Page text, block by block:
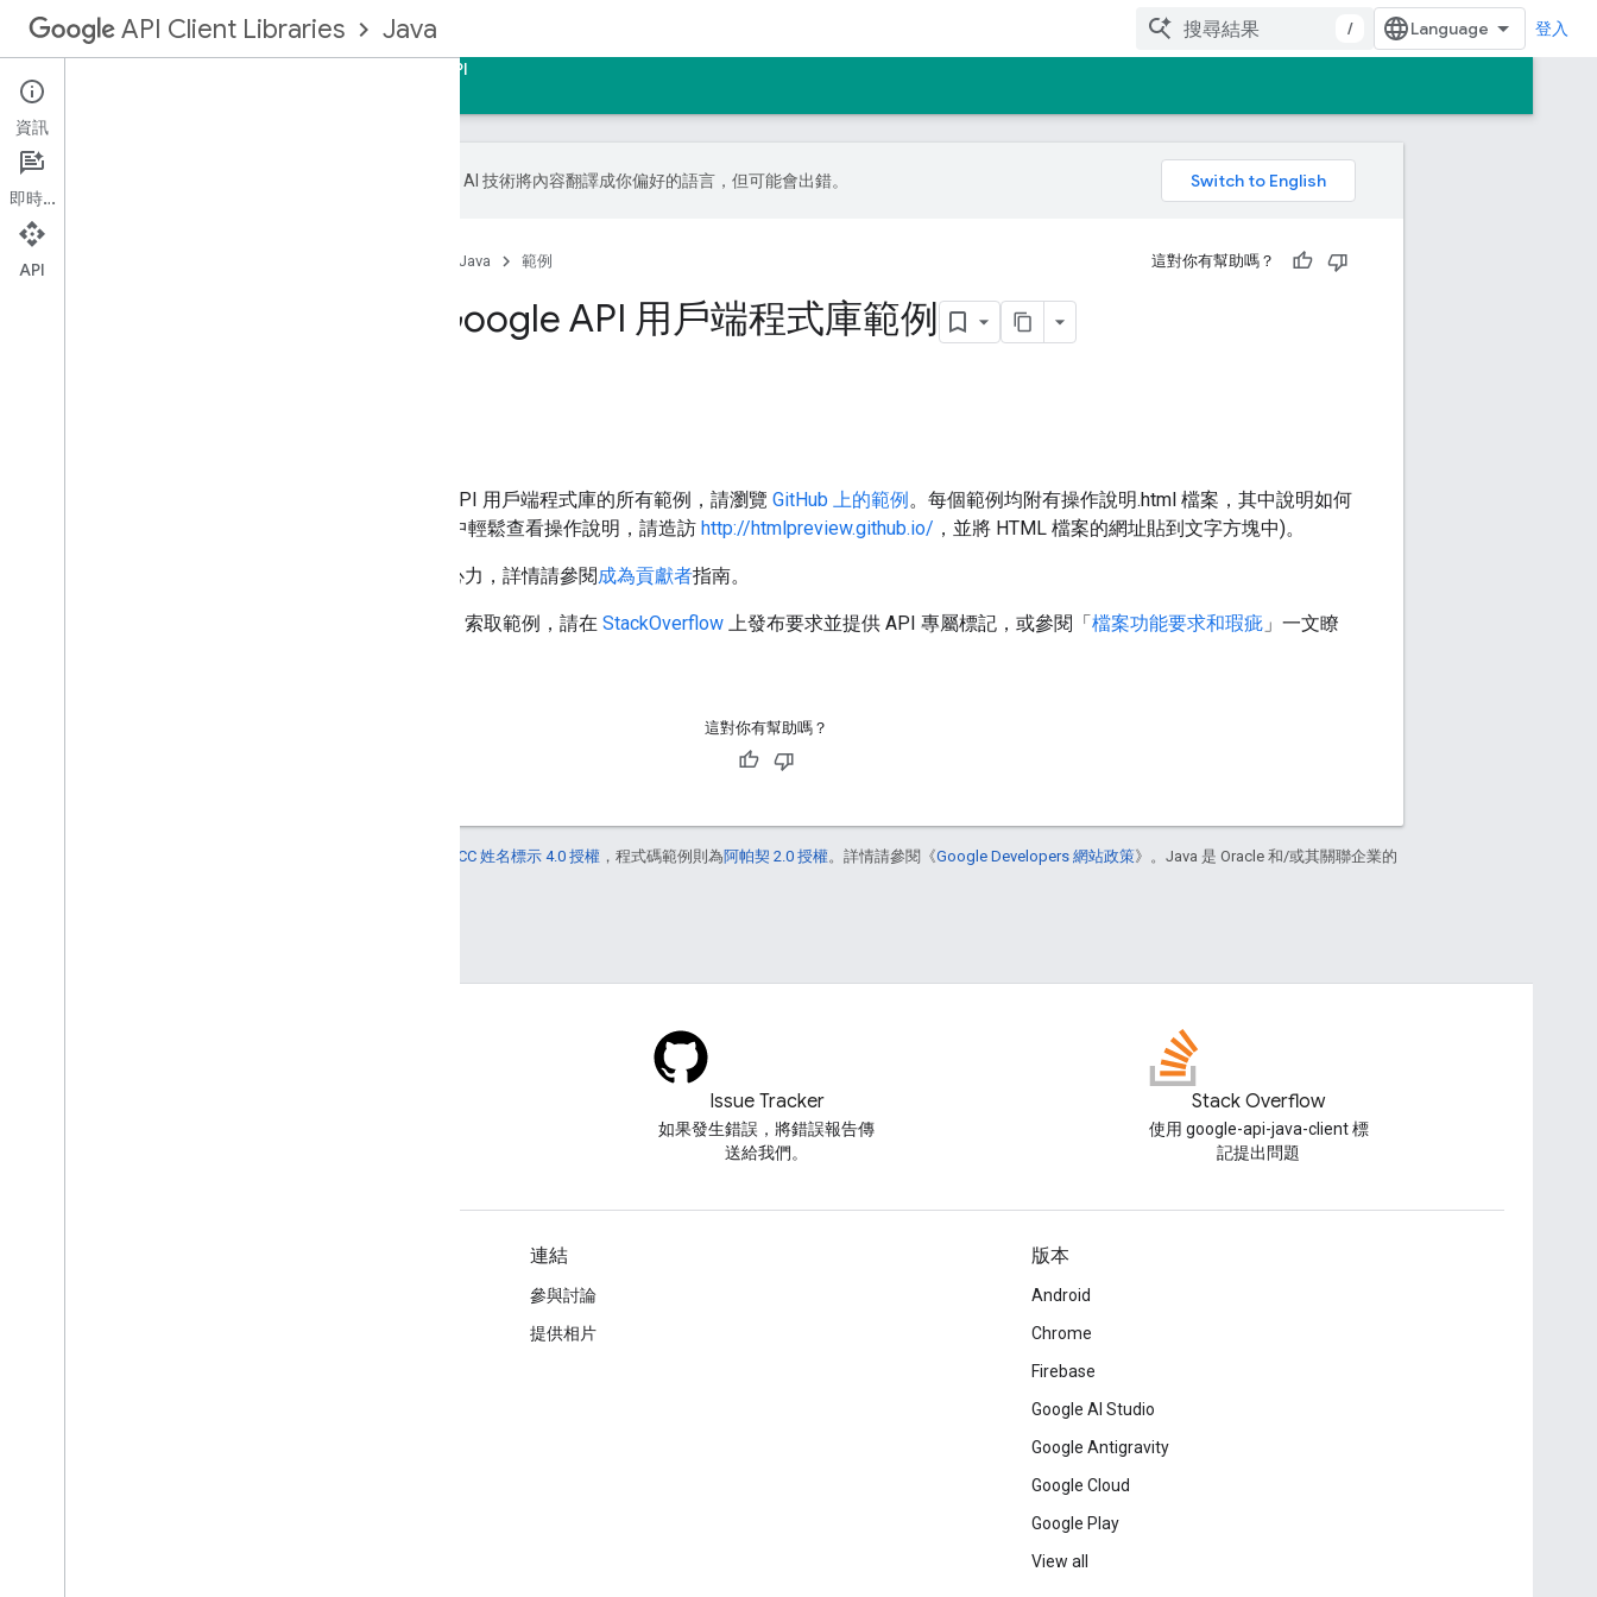
API Client Libraries Java / 登入
API
Google 會運用 AI 技術將內容翻譯成你偏好的語言，但可能會出錯。
Java 範例 這對你有幫助嗎？
適用於 Java 的 Google API 用戶端程式庫範例
如要查看適用於 Java 的 Google API 用戶端程式庫的所有範例，請瀏覽 GitHub 上的範例。每個範例均附有操作說明.html 檔案，其中說明如何
設定及使用範例。(如要在瀏覽器中輕鬆查看操作說明，請造訪 http://htmlpreview.github.io/ ，並將 HTML 檔案的網址貼到文字方塊中)。
我們歡迎對其他 API 的範例貢獻心力，詳情請參閱成為貢獻者指南。
如果您想為此處未列出的其他 API 索取範例，請在 StackOverflow 上發布要求並提供 API 專屬標記，或參閱「檔案功能要求和瑕疵 」一文瞭
這對你有幫助嗎？
創用 CC 姓名標示 4.0 授權 ，程式碼範例則為阿帕契 2.0 授權。詳情請參閱《Google Developers 網站政策》。Java 是 Oracle 和/或其關聯企業的
Issue Tracker
如果發生錯誤，將錯誤報告傳
送給我們。
Stack Overflow
使用 google-api-java-client 標
記提出問題
連結
參與討論
提供相片
版本
Android
Chrome
Firebase
Google AI Studio
Google Antigravity
Google Cloud
Google Play
View all
資訊
即時通訊
API